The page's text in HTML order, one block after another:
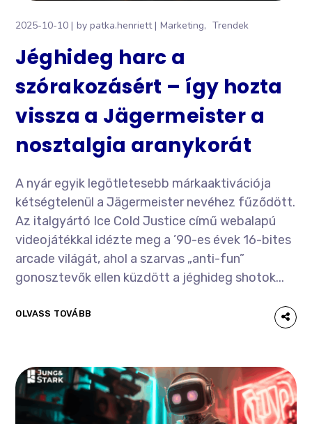
2025-10-10 bypatka.henriett Marketing Trendek
Jéghideg harc a
szórakozásért – így hozta
vissza a Jägermeister a
nosztalgia aranykorát
A nyár egyik legötletesebb márkaaktivációja
kétségtelenül a Jägermeister nevéhez fűződött.
Az italgyártó Ice Cold Justice című webalapú
videojátékkal idézte meg a ’90-es évek 16-bites
arcade világát, ahol a szarvas „anti-fun”
gonosztevők ellen küzdött a jéghideg shotok...
OLVASS TOVÁBB